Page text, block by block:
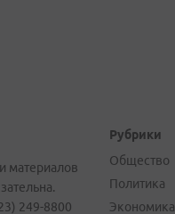
материалов
249-8800
Рубрики
Общество
Политика
Экономика